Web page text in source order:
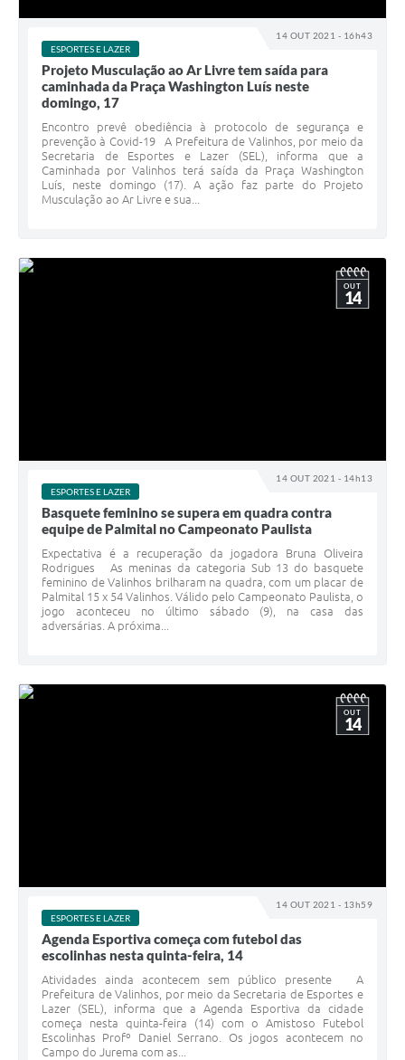
14 OUT 2021 - 16h43
ESPORTES E LAZER
Projeto Musculação ao Ar Livre tem saída para
caminhada da Praça Washington Luís neste
domingo, 17
Encontro prevê obediência à protocolo de segurança e
prevenção à Covid-19 A Prefeitura de Valinhos, por meio da
Secretaria de Esportes e Lazer (SEL), informa que a
Caminhada por Valinhos terá saída da Praça Washington
Luís, neste domingo (17). A ação faz parte do Projeto
Musculação ao Ar Livre e sua...
14 OUT 2021 - 14h13
OUT
14
ESPORTES E LAZER
Basquete feminino se supera em quadra contra
equipe de Palmital no Campeonato Paulista
Expectativa é a recuperação da jogadora Bruna Oliveira
Rodrigues As meninas da categoria Sub 13 do basquete
feminino de Valinhos brilharam na quadra, com um placar de
Palmital 15 x 54 Valinhos. Válido pelo Campeonato Paulista, o
jogo aconteceu no último sábado (9), na casa das
adversárias. A próxima...
14 OUT 2021 - 13h59
OUT
14
ESPORTES E LAZER
Agenda Esportiva começa com futebol das
escolinhas nesta quinta-feira, 14
Atividades ainda acontecem sem público presente A
Prefeitura de Valinhos, por meio da Secretaria de Esportes e
Lazer (SEL), informa que a Agenda Esportiva da cidade
começa nesta quinta-feira (14) com o Amistoso Futebol
Escolinhas Profº Daniel Serrano. Os jogos acontecem no
Campo do Jurema com as...